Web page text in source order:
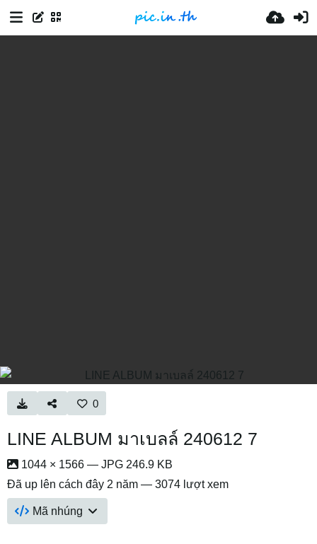
0
LINE ALBUM มาเบลล์ 240612 7
1044 × 1566 — JPG 246.9 KB
Đã up lên cách đây 2 năm — 3074 lượt xem
Mã nhúng